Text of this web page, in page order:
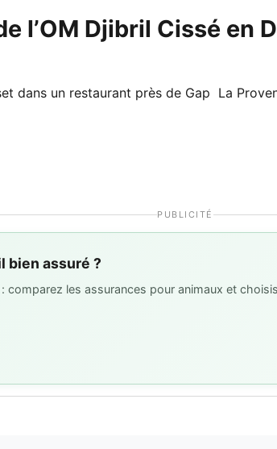
l’OM Djibril Cissé en
dans un restaurant près de Gap La
PUBLICITÉ
bien assuré ?
comparez les assurances pour animaux et